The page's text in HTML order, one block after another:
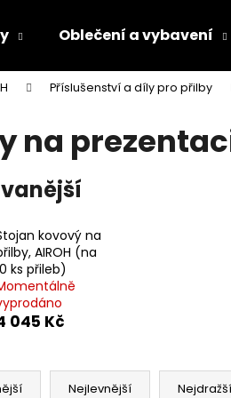
Oblečení a vybavení
Příslušenství a díly pro přilby
na
kovový na
AIROH (na
ks přileb)
045 Kč
Nejlevnější Nejdražší
najít?